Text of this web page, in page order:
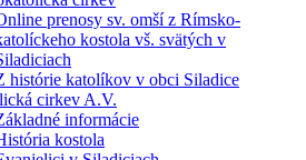
prenosy sv. omší z Rímsko-
kostola vš. svätých v
histórie katolíkov v obci Siladice
cirkev A.V.
informácie
kostola